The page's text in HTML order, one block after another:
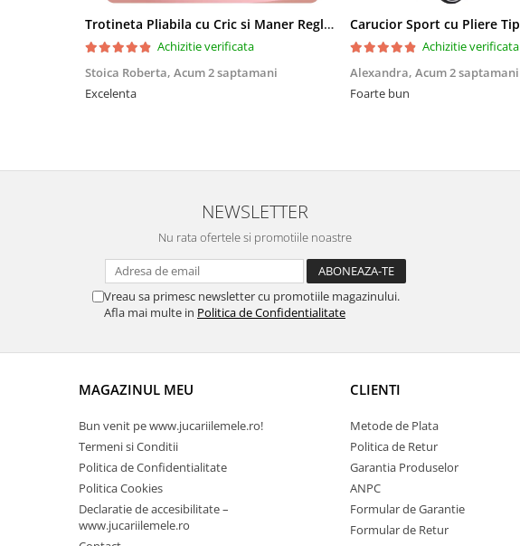
Trotineta Pliabila cu Cric si Maner Reglabil
Achizitie verificata
Stoica Roberta, Acum 2 saptamani
Excelenta
Achizitie verificata
Alexandra, Acum 2 saptamani
Foarte bun
NEWSLETTER
Nu rata ofertele si promotiile noastre
Vreau sa primesc newsletter cu promotiile magazinului.
Afla mai multe in Politica de Confidentialitate
MAGAZINUL MEU
Bun venit pe www.jucariilemele.ro!
Termeni si Conditii
Politica de Confidentialitate
Politica Cookies
Declaratie de accesibilitate –
www.jucariilemele.ro
CLIENTI
Metode de Plata
Politica de Retur
Garantia Produselor
ANPC
Formular de Garantie
Formular de Retur